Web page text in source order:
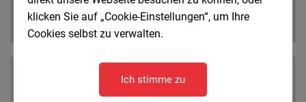
Publikationen Open Science
klicken Sie auf „Cookie-Einstellungen“, um Ihre
Cookies selbst zu verwalten.
Ich stimme zu